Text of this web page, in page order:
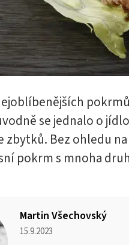
se jednalo o
zbytků. Bez ohledu
pokrm s mnoha
Martin Všechovský
15.9.2023